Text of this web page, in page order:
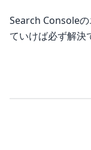
Search Console
ていけば必ず解決